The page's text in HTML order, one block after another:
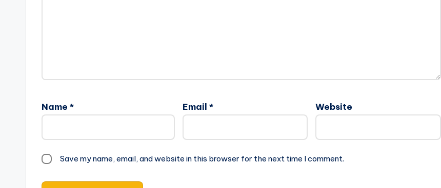
Name * Email * Website
Save my name, email, and website in this browser for the next time I comment.